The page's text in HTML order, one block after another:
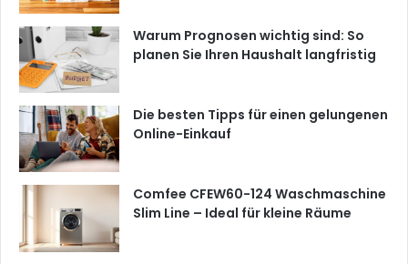
Warum Prognosen wichtig sind: So
planen Sie Ihren Haushalt langfristig
Die besten Tipps für einen gelungenen
Online-Einkauf
Comfee CFEW60-124 Waschmaschine
Slim Line – Ideal für kleine Räume